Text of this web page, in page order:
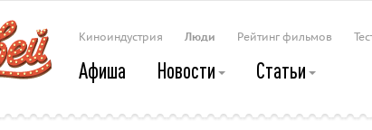
Киноиндустрия Люди Рейтинг фильмов
Афиша Новости Статьи